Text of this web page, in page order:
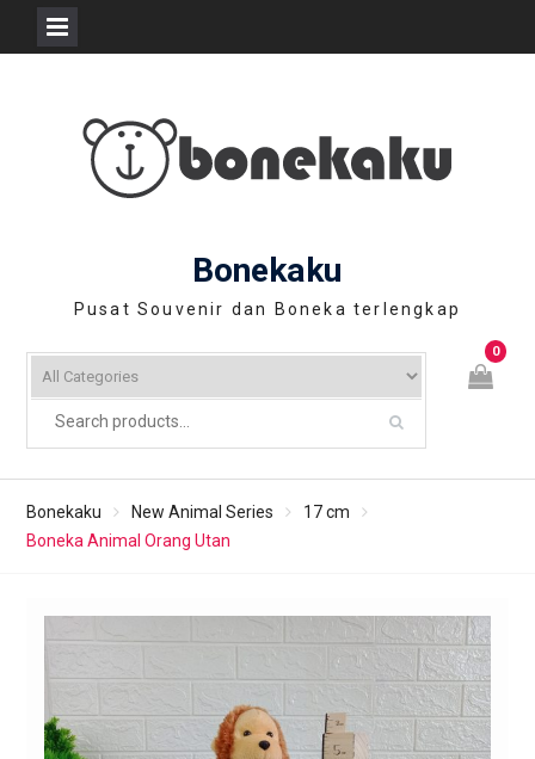
Bonekaku
Pusat Souvenir dan Boneka terlengkap
0
Bonekaku New Animal Series
17 cm
Boneka Animal Orang Utan